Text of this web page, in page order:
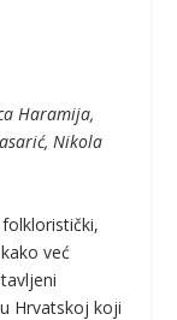
Haramija,
Nikola
već
Hrvatskoj koji